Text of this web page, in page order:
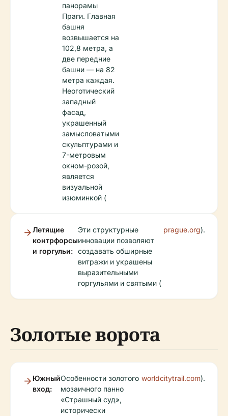
панорамы
Праги. Главная
башня
возвышается на
102,8 метра, а
две передние
башни — на 82
метра каждая.
Неоготический
западный
фасад,
украшенный
замысловатыми
скульптурами и
7-метровым
окном-розой,
является
визуальной
изюминкой (
Летящие
контрфорсы
и горгульи:
Эти структурные
инновации позволяют
создавать обширные
витражи и украшены
выразительными
горгульями и святыми (
prague.org).
Золотые ворота
Южный
вход:
Особенности золотого
мозаичного панно
«Страшный суд»,
исторически
worldcitytrail.com).